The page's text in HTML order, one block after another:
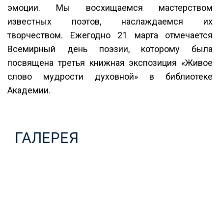
эмоции. Мы восхищаемся мастерством
известных поэтов, наслаждаемся их
творчеством. Ежегодно 21 марта отмечается
Всемирный день поэзии, которому была
посвящена третья книжная экспозиция «Живое
слово мудрости духовной» в библиотеке
Академии.
ГАЛЕРЕЯ